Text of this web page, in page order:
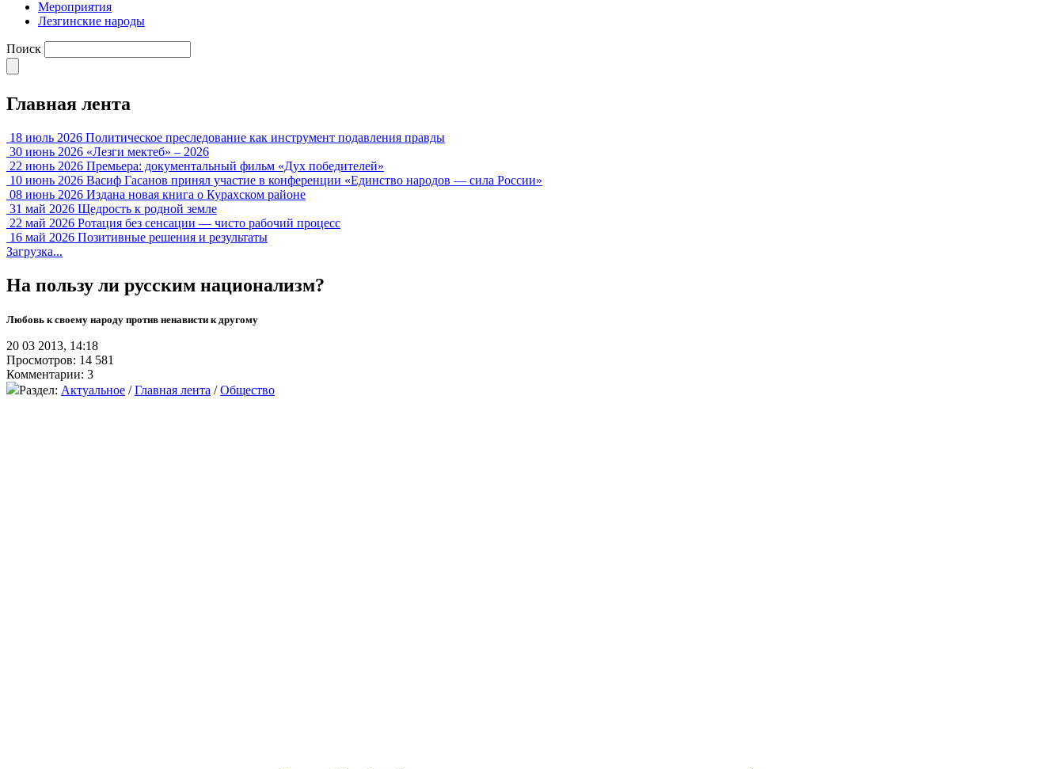
Мероприятия
Лезгинские народы
Поиск
Главная лента
18 июль 2026 Политическое преследование как инструмент подавления правды
30 июнь 2026 «Лезги мектеб» – 2026
22 июнь 2026 Премьера: документальный фильм «Дух победителей»
10 июнь 2026 Васиф Гасанов принял участие в конференции «Единство народов — сила России»
08 июнь 2026 Издана новая книга о Курахском районе
31 май 2026 Щедрость к родной земле
22 май 2026 Ротация без сенсации — чисто рабочий процесс
16 май 2026 Позитивные решения и результаты
Загрузка...
На пользу ли русским национализм?
Любовь к своему народу против ненависти к другому
20 03 2013, 14:18
Просмотров: 14 581
Комментарии: 3
Раздел: Актуальное /Главная лента /Общество